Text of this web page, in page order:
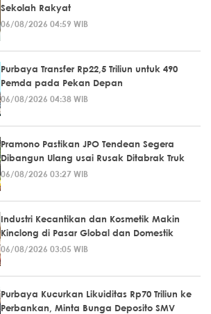
Sekolah Rakyat
06/08/2026 04:59 WIB
Purbaya Transfer Rp22,5 Triliun untuk 490
Pemda pada Pekan Depan
06/08/2026 04:38 WIB
Pramono Pastikan JPO Tendean Segera
Dibangun Ulang usai Rusak Ditabrak Truk
06/08/2026 03:27 WIB
Industri Kecantikan dan Kosmetik Makin
Kinclong di Pasar Global dan Domestik
06/08/2026 03:05 WIB
Purbaya Kucurkan Likuiditas Rp70 Triliun ke
Perbankan, Minta Bunga Deposito SMV